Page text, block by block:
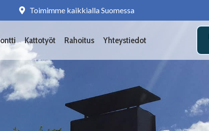
Toimimme kaikkialla Suomessa
Kattotyöt Rahoitus Yhteystiedot